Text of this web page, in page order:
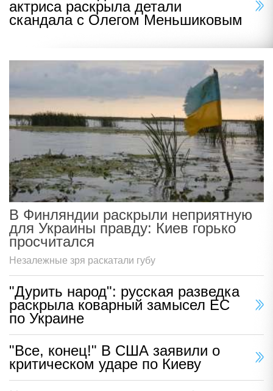
актриса раскрыла детали
скандала с Олегом Меньшиковым
В Финляндии раскрыли неприятную
для Украины правду: Киев горько
просчитался
Незалежные зря раскатали губу
"Дурить народ": русская разведка
раскрыла коварный замысел ЕС
по Украине
"Все, конец!" В США заявили о
критическом ударе по Киеву